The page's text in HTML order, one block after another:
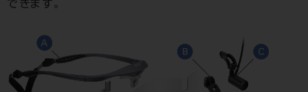
できます。